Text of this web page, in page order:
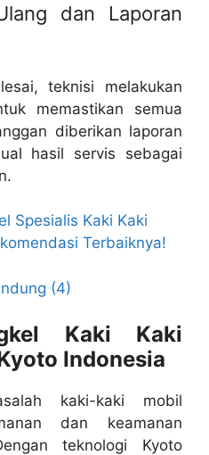
dan Laporan
teknisi melakukan
memastikan semua
diberikan laporan
hasil servis sebagai
Spesialis Kaki Kaki
Terbaiknya!
Kaki Kaki
Indonesia
kaki-kaki mobil
dan keamanan
teknologi Kyoto